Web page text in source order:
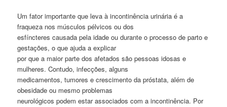
Um fator importante que leva à incontinência urinária é a
fraqueza nos músculos pélvicos ou dos
esfíncteres causada pela idade ou durante o processo de parto e
gestações, o que ajuda a explicar
por que a maior parte dos afetados são pessoas idosas e
mulheres. Contudo, infecções, alguns
medicamentos, tumores e crescimento da próstata, além de
obesidade ou mesmo problemas
neurológicos podem estar associados com a incontinência. Por